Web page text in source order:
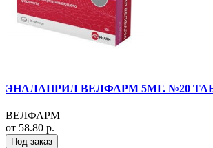
ЭНАЛАПРИЛ ВЕЛФАРМ 5МГ. №20
ВЕЛФАРМ
от 58.80 р.
Под заказ